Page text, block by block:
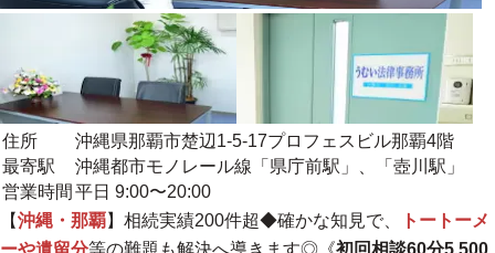
住所
沖縄県那覇市楚辺1-5-17プロフェスビル那覇4階
最寄駅
沖縄都市モノレール線「県庁前駅」、「壺川駅」
営業時間 平日 9:00〜20:00
【沖縄・那覇】相続実績200件超◆確かな知見で、
トートーメ
ーや遺留分等の難題も解決へ導きます◎《初回相談60分5,500